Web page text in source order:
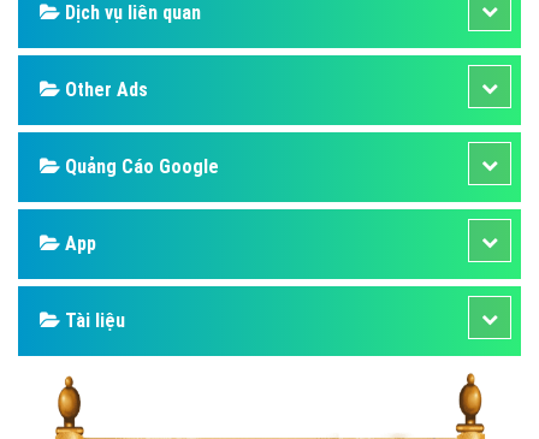
Dịch vụ liên quan
Other Ads
Quảng Cáo Google
App
Tài liệu